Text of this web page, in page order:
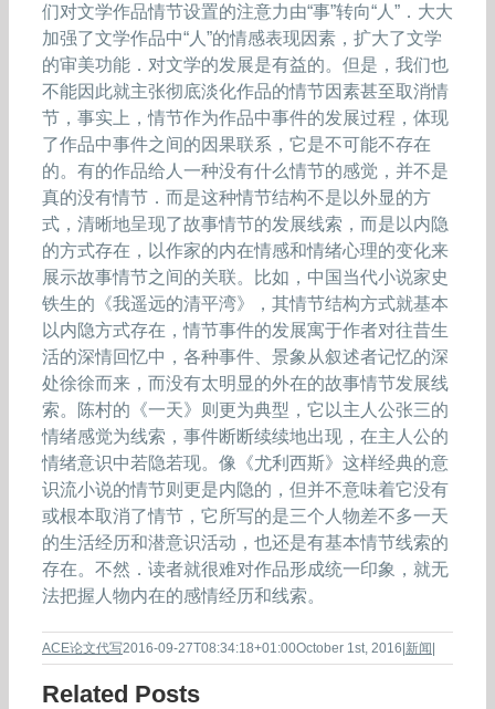
们对文学作品情节设置的注意力由“事”转向“人”．大大
加强了文学作品中“人”的情感表现因素，扩大了文学
的审美功能．对文学的发展是有益的。但是，我们也
不能因此就主张彻底淡化作品的情节因素甚至取消情
节，事实上，情节作为作品中事件的发展过程，体现
了作品中事件之间的因果联系，它是不可能不存在
的。有的作品给人一种没有什么情节的感觉，并不是
真的没有情节．而是这种情节结构不是以外显的方
式，清晰地呈现了故事情节的发展线索，而是以内隐
的方式存在，以作家的内在情感和情绪心理的变化来
展示故事情节之间的关联。比如，中国当代小说家史
铁生的《我遥远的清平湾》，其情节结构方式就基本
以内隐方式存在，情节事件的发展寓于作者对往昔生
活的深情回忆中，各种事件、景象从叙述者记忆的深
处徐徐而来，而没有太明显的外在的故事情节发展线
索。陈村的《一天》则更为典型，它以主人公张三的
情绪感觉为线索，事件断断续续地出现，在主人公的
情绪意识中若隐若现。像《尤利西斯》这样经典的意
识流小说的情节则更是内隐的，但并不意味着它没有
或根本取消了情节，它所写的是三个人物差不多一天
的生活经历和潜意识活动，也还是有基本情节线索的
存在。不然．读者就很难对作品形成统一印象，就无
法把握人物内在的感情经历和线索。
ACE论文代写2016-09-27T08:34:18+01:00October 1st, 2016|新闻|
Related Posts